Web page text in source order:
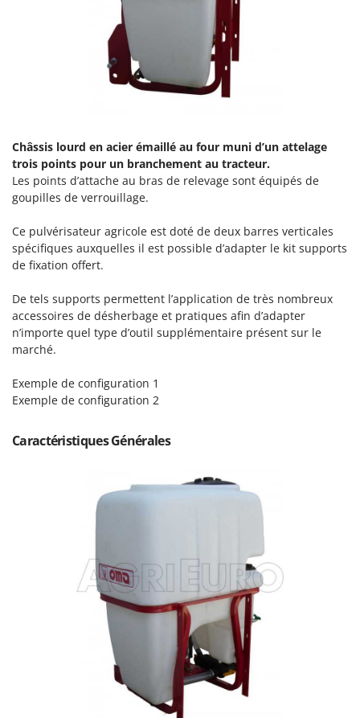
New O.M.R.A.
Novatec
Novital
NuAir
NuovaFac
O
Oliviero
Olix
OMA
Ompagrill
Oriental Koshin
Palazzetti
Partisani
Paterlini
Châssis lourd en acier émaillé au four muni d’un attelage
trois points pour un branchement au tracteur.
Les points d’attache au bras de relevage sont équipés de
goupilles de verrouillage.
Ce pulvérisateur agricole est doté de deux barres verticales
spécifiques auxquelles il est possible d’adapter le kit supports
de fixation offert.
De tels supports permettent l’application de très nombreux
accessoires de désherbage et pratiques afin d’adapter
n’importe quel type d’outil supplémentaire présent sur le
marché.
Exemple de configuration 1
Exemple de configuration 2
Caractéristiques Générales